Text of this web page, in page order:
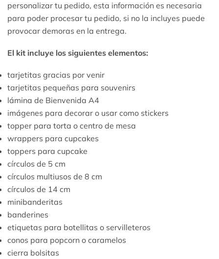
personalizar tu pedido, esta información es necesaria
para poder procesar tu pedido, si no la incluyes puede
provocar demoras en la entrega.
El kit incluye los siguientes elementos:
tarjetitas gracias por venir
tarjetitas pequeñas para souvenirs
lámina de Bienvenida A4
imágenes para decorar o usar como stickers
topper para torta o centro de mesa
wrappers para cupcakes
toppers para cupcake
círculos de 5 cm
círculos multiusos de 8 cm
círculos de 14 cm
minibanderitas
banderines
etiquetas para botellitas o servilleteros
conos para popcorn o caramelos
cierra bolsitas